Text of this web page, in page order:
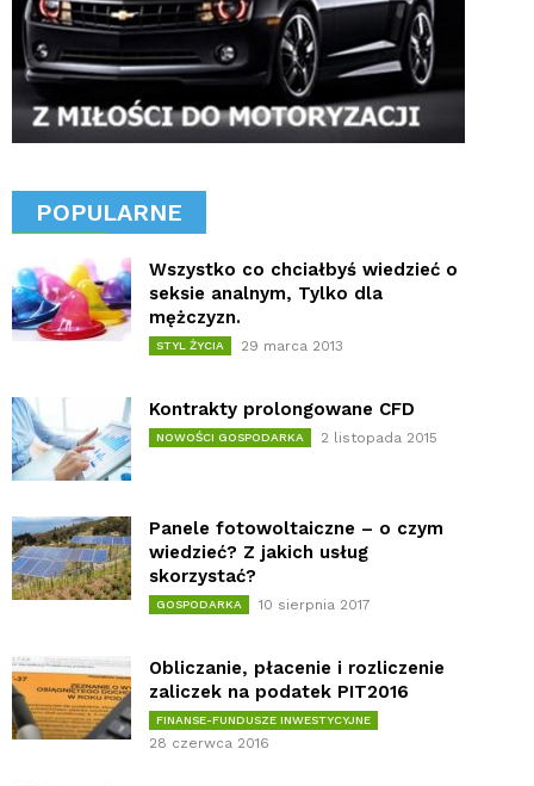
POPULARNE
Wszystko co chciałbyś wiedzieć o
seksie analnym, Tylko dla
mężczyzn.
STYL ŻYCIA 29 marca 2013
Kontrakty prolongowane CFD
NOWOŚCI GOSPODARKA 2 listopada 2015
Panele fotowoltaiczne – o czym
wiedzieć? Z jakich usług
skorzystać?
GOSPODARKA 10 sierpnia 2017
Obliczanie, płacenie i rozliczenie
zaliczek na podatek PIT2016
FINANSE-FUNDUSZE INWESTYCYJNE
28 czerwca 2016